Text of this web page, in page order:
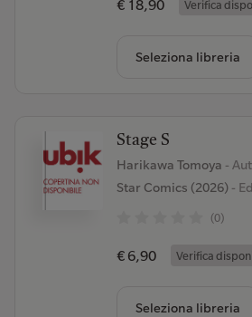
€ 18,90 Verifica
Seleziona libreria
Stage S
Harikawa Tomoya -
Star Comics (2026)-
(0)
€ 6,90 Verifica
Seleziona libreria